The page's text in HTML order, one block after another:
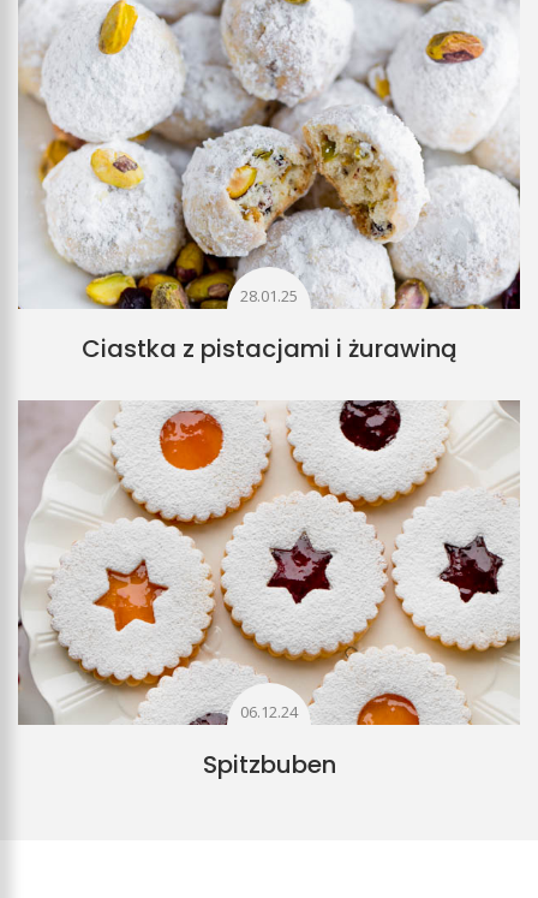
28.01.25
Ciastka z pistacjami i żurawiną
06.12.24
Spitzbuben